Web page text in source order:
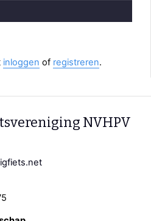
inloggen of registreren.
NVHPV